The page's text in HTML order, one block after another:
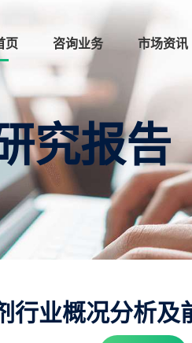
页 咨询业务 市场资讯
究报告
业概况分析及